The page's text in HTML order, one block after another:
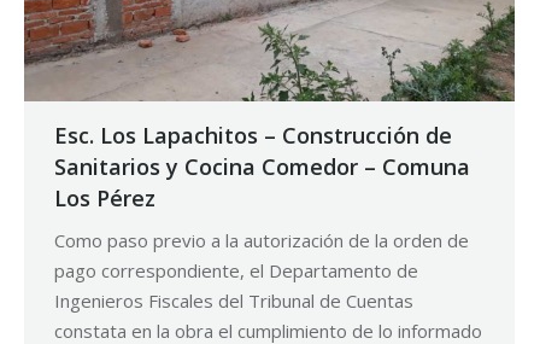
Esc. Los Lapachitos – Construcción de
Sanitarios y Cocina Comedor – Comuna
Los Pérez
Como paso previo a la autorización de la orden de
pago correspondiente, el Departamento de
Ingenieros Fiscales del Tribunal de Cuentas
constata en la obra el cumplimiento de lo informado